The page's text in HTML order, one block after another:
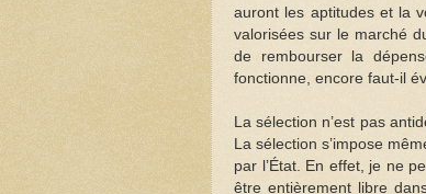
auront les aptitudes et la
valorisées sur le marché
de rembourser la
fonctionne, encore faut-il
La sélection n’est pas
La sélection s’impose
par l’État. En effet, je ne
être entièrement libre